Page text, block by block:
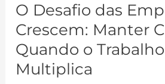
O Desafio das
Crescem: Manter
Quando o
Multiplica
Clareza
Quando
o
Trabalho
Se